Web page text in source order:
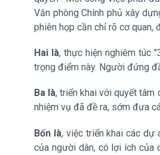
Văn phòng Chính phủ xây
phiên họp cần chỉ rõ cơ quan,
Hai là, thực hiện nghiêm túc
trọng điểm này. Người đứng
Ba là, triển khai với quyết tâm
nhiệm vụ đã đề ra, sớm đưa
Bốn là, việc triển khai các dự
của người dân, có lợi ích của